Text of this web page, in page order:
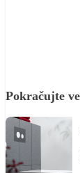
Pokračujte